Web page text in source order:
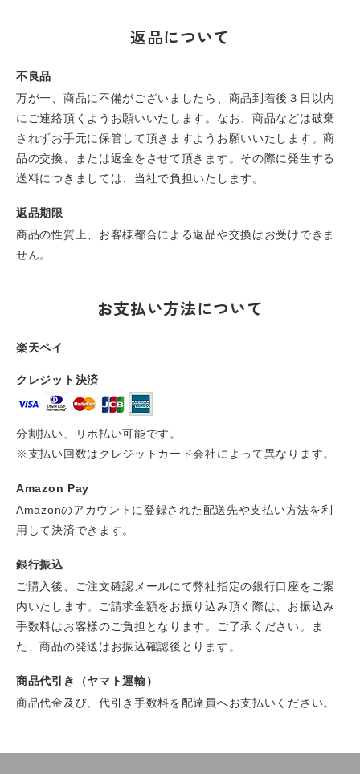
返品について
不良品
万が一、商品に不備がございましたら、商品到着後３日以内
にご連絡頂くようお願いいたします。なお、商品などは破棄
されずお手元に保管して頂きますようお願いいたします。商
品の交換、または返金をさせて頂きます。その際に発生する
送料につきましては、当社で負担いたします。
返品期限
商品の性質上、お客様都合による返品や交換はお受けできま
せん。
お支払い方法について
楽天ペイ
クレジット決済
分割払い、リボ払い可能です。
※支払い回数はクレジットカード会社によって異なります。
Amazon Pay
Amazonのアカウントに登録された配送先や支払い方法を利
用して決済できます。
銀行振込
ご購入後、ご注文確認メールにて弊社指定の銀行口座をご案
内いたします。ご請求金額をお振り込み頂く際は、お振込み
手数料はお客様のご負担となります。ご了承ください。ま
た、商品の発送はお振込確認後とります。
商品代引き（ヤマト運輸）
商品代金及び、代引き手数料を配達員へお支払いください。